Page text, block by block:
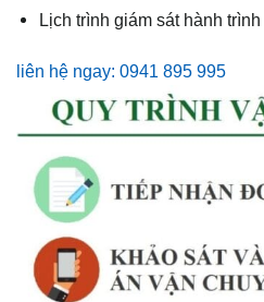
Lịch trình giám sát hành
liên hệ ngay: 0941 895 995